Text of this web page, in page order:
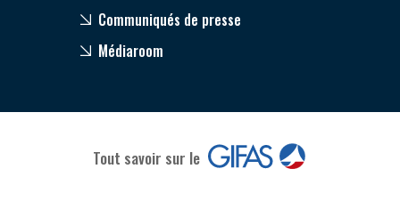
Communiqués de presse
Médiaroom
Tout savoir sur le